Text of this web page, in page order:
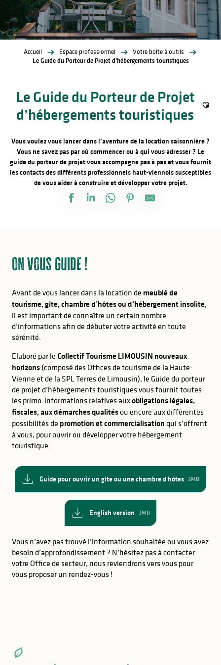
Accueil Espace professionnel
Votre boîte à outils
Le Guide du Porteur de Projet d’hébergements touristiques
Le Guide du Porteur de Projet
d’hébergements touristiques
Vous voulez vous lancer dans l’aventure de la location saisonnière ?
Vous ne savez pas par où commencer ou à qui vous adresser ? Le
guide du porteur de projet vous accompagne pas à pas et vous fournit
les contacts des différents professionnels haut-viennois susceptibles
de vous aider à construire et développer votre projet.
On vous guide !
Avant de vous lancer dans la location de meublé de
tourisme, gîte, chambre d’hôtes ou d’hébergement insolite,
il est important de connaître un certain nombre
d’informations afin de débuter votre activité en toute
sérénité.
Elaboré par le Collectif Tourisme LIMOUSIN nouveaux
horizons (composé des Offices de tourisme de la Haute-
Vienne et de la SPL Terres de Limousin), le Guide du porteur
de projet d’hébergements touristiques vous fournit toutes
les primo-informations relatives auxobligations légales,
fiscales, aux démarches qualitésou encore aux différentes
possibilités de promotion et commercialisation qui s’offrent
à vous, pour ouvrir ou développer votre hébergement
touristique.
Guide pour ouvrir un gîte ou une chambre d'hôtes 3MB
English version 3MB
Vous n’avez pas trouvé l’information souhaitée ou vous avez
besoin d’approfondissement ? N’hésitez pas à contacter
votre Office de secteur, nous reviendrons vers vous pour
vous proposer un rendez-vous !